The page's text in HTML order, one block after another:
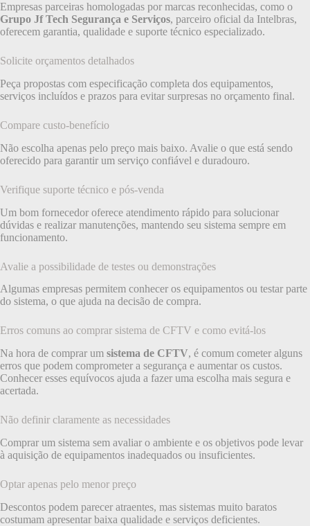
Empresas parceiras homologadas por marcas reconhecidas, como o
Grupo Jf Tech Segurança e Serviços, parceiro oficial da Intelbras,
oferecem garantia, qualidade e suporte técnico especializado.
Solicite orçamentos detalhados
Peça propostas com especificação completa dos equipamentos,
serviços incluídos e prazos para evitar surpresas no orçamento final.
Compare custo-benefício
Não escolha apenas pelo preço mais baixo. Avalie o que está sendo
oferecido para garantir um serviço confiável e duradouro.
Verifique suporte técnico e pós-venda
Um bom fornecedor oferece atendimento rápido para solucionar
dúvidas e realizar manutenções, mantendo seu sistema sempre em
funcionamento.
Avalie a possibilidade de testes ou demonstrações
Algumas empresas permitem conhecer os equipamentos ou testar parte
do sistema, o que ajuda na decisão de compra.
Erros comuns ao comprar sistema de CFTV e como evitá-los
Na hora de comprar um sistema de CFTV, é comum cometer alguns
erros que podem comprometer a segurança e aumentar os custos.
Conhecer esses equívocos ajuda a fazer uma escolha mais segura e
acertada.
Não definir claramente as necessidades
Comprar um sistema sem avaliar o ambiente e os objetivos pode levar
à aquisição de equipamentos inadequados ou insuficientes.
Optar apenas pelo menor preço
Descontos podem parecer atraentes, mas sistemas muito baratos
costumam apresentar baixa qualidade e serviços deficientes.